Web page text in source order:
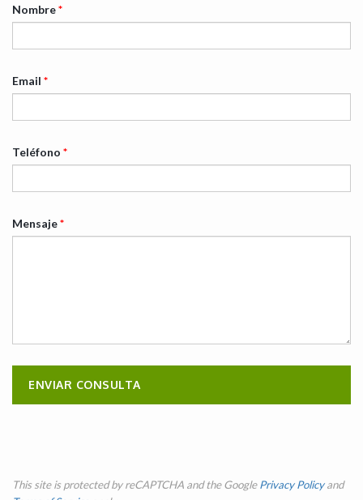
Nombre*
Email *
Teléfono *
Mensaje*
This site is protected by reCAPTCHA and the GooglePrivacy Policyand